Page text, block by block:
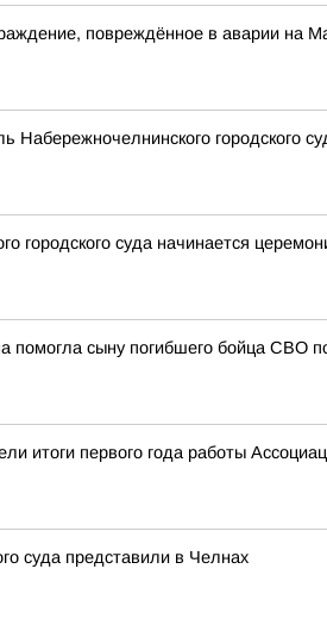
повреждённое в аварии на
Набережночелнинского городского
городского суда начинается
помогла сыну погибшего бойца СВО
итоги первого года работы
суда представили в Челнах